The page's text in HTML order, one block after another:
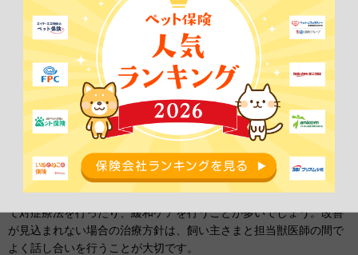
犬の口臭の診療内容
◆腫瘍
犬の腫瘍の種類や大きさなどに合わせて、外科手術による摘出や抗
癌剤による治療が選択されます。転移が確認されれば QOLの改善を
目的とする手術が行われる場合もありますが、現れる症状に合わせ
て対症療法を行ったり、緩和ケアを行うことが多いでしょう。改善
が見込まれない場合の治療方針は、飼い主さまと担当獣医師の間で
よく話し合いを行うことが大切です。